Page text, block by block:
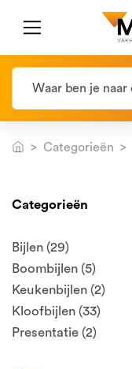
Categorieën
Categorieën
Bijlen (29)
Boombijlen (5)
Keukenbijlen (2)
Kloofbijlen (33)
Presentatie (2)